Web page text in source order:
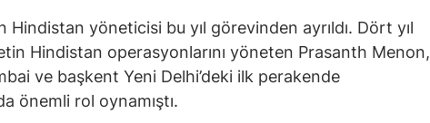
Hindistan yöneticisi bu yıl görevinden ayrıldı. Dört yıl
Hindistan operasyonlarını yöneten Prasanth Menon,
ve başkent Yeni Delhi’deki ilk perakende
önemli rol oynamıştı.